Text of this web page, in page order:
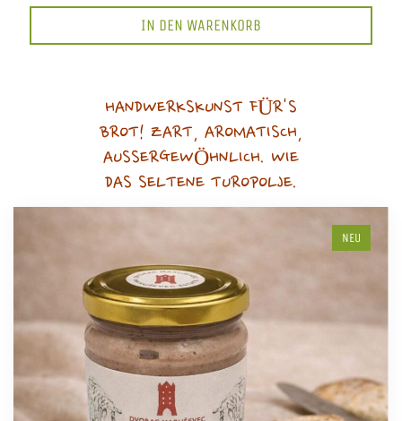
IN DEN WARENKORB
HANDWERKSKUNST FÜR'S
BROT! ZART, AROMATISCH,
AUSSERGEWÖHNLICH. WIE
DAS SELTENE TUROPOLJE.
NEU